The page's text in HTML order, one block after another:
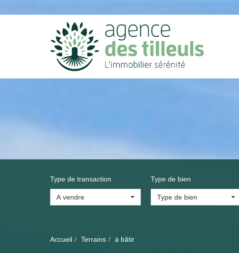
Type de transaction
A vendre
Type de bien
Type de bien
Accueil Terrains à bâtir